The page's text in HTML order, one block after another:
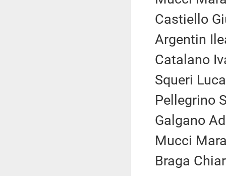
Castiello
Argentin
Catalano
Squeri
Pellegrino
Galgano
Mucci
Braga